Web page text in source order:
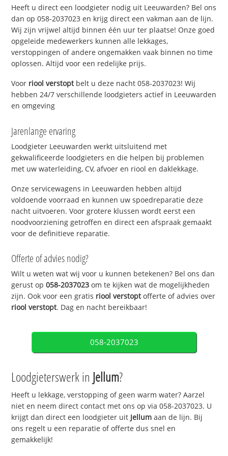
Heeft u direct een loodgieter nodig uit Leeuwarden? Bel ons
dan op 058-2037023 en krijg direct een vakman aan de lijn.
Wij zijn vrijwel altijd binnen één uur ter plaatse! Onze goed
opgeleide medewerkers kunnen alle lekkages,
verstoppingen of andere ongemakken vaak binnen no time
oplossen. Altijd voor een redelijke prijs.
Voor riool verstoptbelt u deze nacht 058-2037023! Wij
hebben 24/7 verschillende loodgieters actief in Leeuwarden
en omgeving
Jarenlange ervaring
Loodgieter Leeuwarden werkt uitsluitend met
gekwalificeerde loodgieters en die helpen bij problemen
met uw waterleiding, CV, afvoer en riool en daklekkage.
Onze servicewagens in Leeuwarden hebben altijd
voldoende voorraad en kunnen uw spoedreparatie deze
nacht uitvoeren. Voor grotere klussen wordt eerst een
noodvoorziening getroffen en direct een afspraak gemaakt
voor de definitieve reparatie.
Offerte of advies nodig?
Wilt u weten wat wij voor u kunnen betekenen? Bel ons dan
gerust op058-2037023 om te kijken wat de mogelijkheden
zijn. Ook voor een gratis riool verstoptofferte of advies over
riool verstopt. Dag en nacht bereikbaar!
058-2037023
Loodgieterswerk in Jellum?
Heeft u lekkage, verstopping of geen warm water? Aarzel
niet en neem direct contact met ons op via 058-2037023. U
krijgt dan direct een loodgieter uit Jellum aan de lijn. Bij
ons regelt u een reparatie of offerte dus snel en
gemakkelijk!